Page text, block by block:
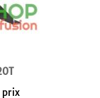
prix